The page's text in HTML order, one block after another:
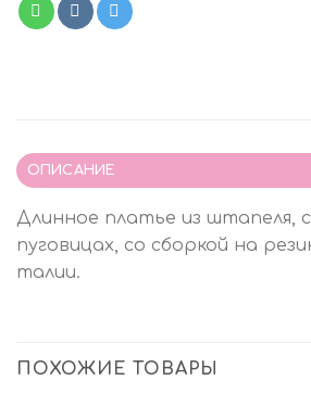
ОПИСАНИЕ
Длинное платье из штапеля,
пуговицах, со сборкой на
талии.
ПОХОЖИЕ ТОВАРЫ